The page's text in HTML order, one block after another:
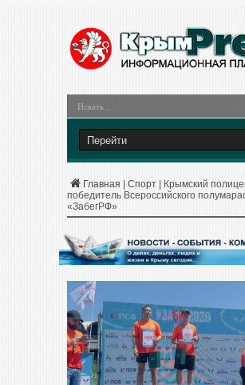
Главная Спорт
Крымский
победитель Всероссийского
«ЗабегРФ»